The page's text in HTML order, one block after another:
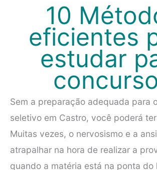
10
eficientes
estudar
Sem a preparação adequada para
seletivo em Castro, você poderá
Muitas vezes, o nervosismo e a
atrapalhar na hora de realizar a
quando a matéria está na ponta do